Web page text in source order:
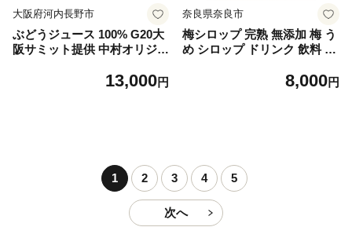
大阪府河内長野市
ぶどうジュース 100% G20大
阪サミット提供 中村オリジナ
加 無加水 世界が認めた高級
分け ぶどう ブドウ 高級
13,000円
奈良県奈良市
梅シロップ 完熟 無添加 梅 う
め シロップ ドリンク 飲料 ジ
ート ギフト プレゼント 贈り
8,000円
1 2 3 4 5
次へ